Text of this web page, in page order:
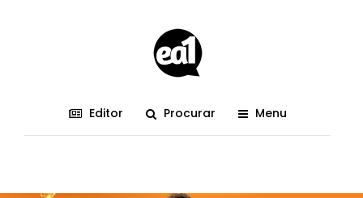
Editor Procurar Menu